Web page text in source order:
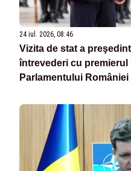
24 iul. 2026, 08:46
Vizita de stat a
întrevederi cu
Parlamentului României